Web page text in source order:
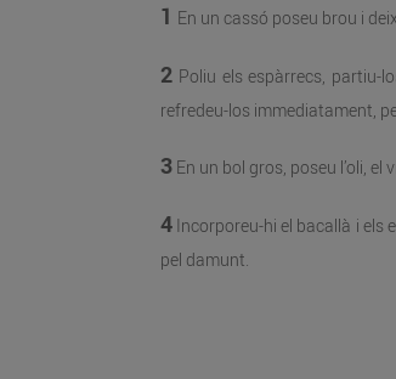
1 En un cassó poseu brou i
2 Poliu els espàrrecs, partiu-
refredeu-los immediatament,
3 En un bol gros, poseu l’oli,
4 Incorporeu-hi el bacallà i els
pel damunt.